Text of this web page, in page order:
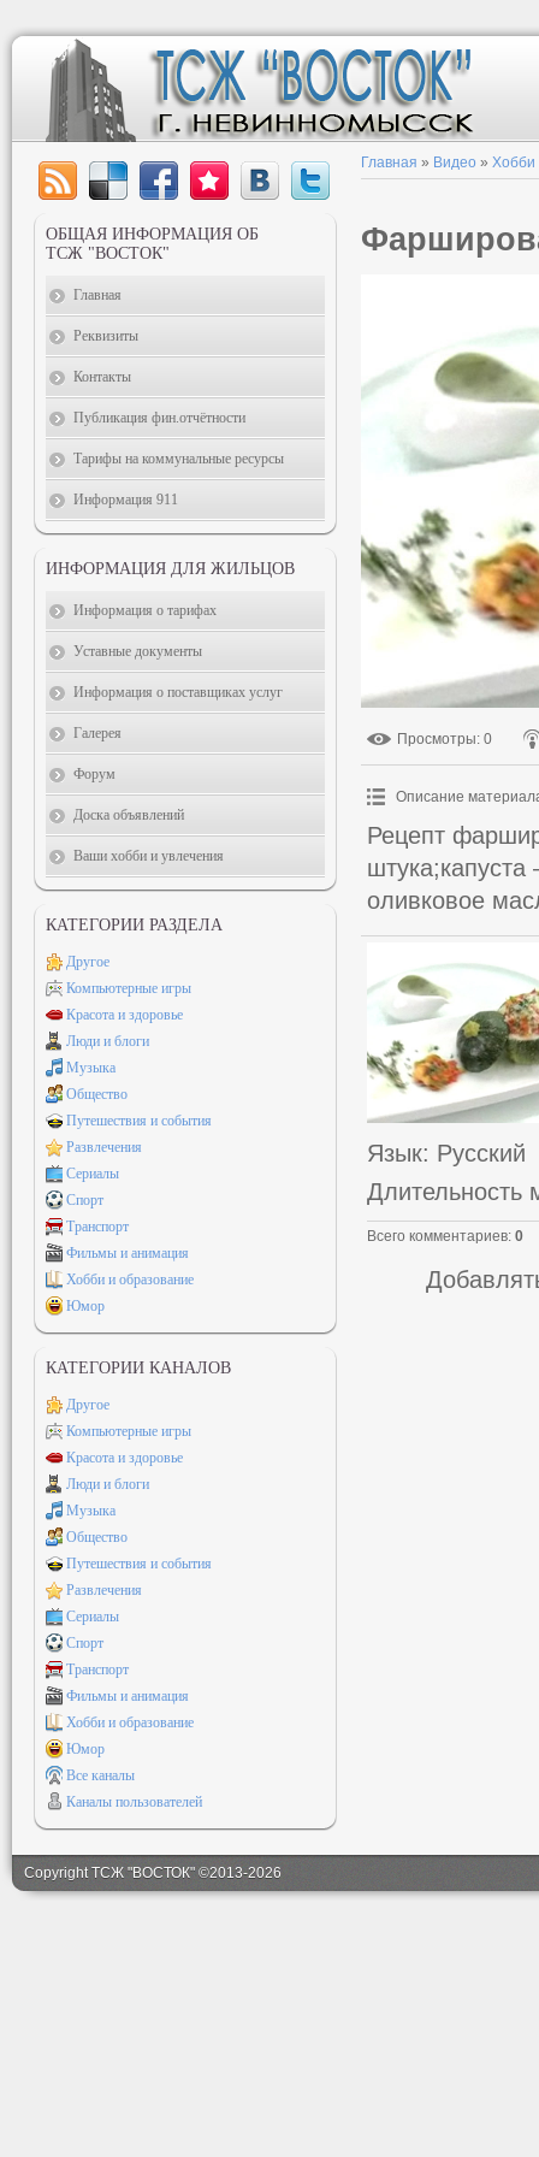
Главная » Видео » Хобби
Просмотры: 0
Описание
Рецепт
оливковое
Язык: Русский
Длительность
Всего комментариев: 0
ОБЩАЯ ИНФОРМАЦИЯ ОБ
ТСЖ "ВОСТОК"
Главная
Реквизиты
Контакты
Публикация фин.отчётности
Тарифы на коммунальные ресурсы
Информация 911
ИНФОРМАЦИЯ ДЛЯ ЖИЛЬЦОВ
Информация о тарифах
Уставные документы
Информация о поставщиках услуг
Галерея
Форум
Доска объявлений
Ваши хобби и увлечения
КАТЕГОРИИ РАЗДЕЛА
Другое
Компьютерные игры
Красота и здоровье
Люди и блоги
Музыка
Общество
Путешествия и события
Развлечения
Сериалы
Спорт
Транспорт
Фильмы и анимация
Хобби и образование
Юмор
КАТЕГОРИИ КАНАЛОВ
Другое
Компьютерные игры
Красота и здоровье
Люди и блоги
Музыка
Общество
Путешествия и события
Развлечения
Сериалы
Спорт
Транспорт
Фильмы и анимация
Хобби и образование
Юмор
Все каналы
Каналы пользователей
Copyright ТСЖ "ВОСТОК" ©2013-2026